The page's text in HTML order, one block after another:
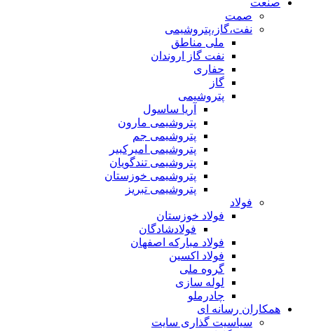
صنعت
صمت
نفت،گاز،پتروشیمی
ملی مناطق
نفت گاز اروندان
حفاری
گاز
پتروشیمی
آریا ساسول
پتروشیمی مارون
پتروشیمی جم
پتروشیمی امیرکبیر
پتروشیمی تندگویان
پتروشیمی خوزستان
پتروشیمی تبریز
فولاد
فولاد خوزستان
فولادشادگان
فولاد مبارکه اصفهان
فولاد اکسین
گروه ملی
لوله سازی
چادرملو
همکاران رسانه ای
سیاسیت گذاری سایت